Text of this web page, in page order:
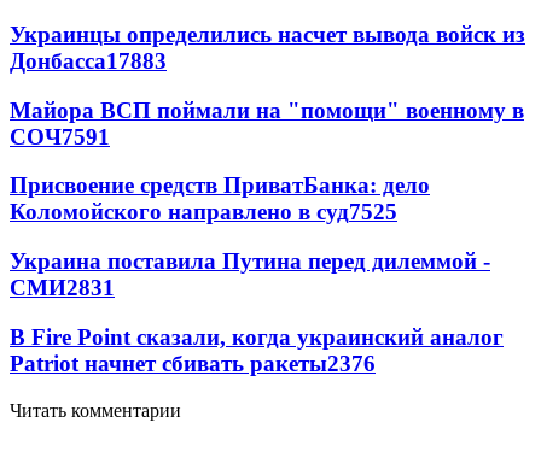
Украинцы определились насчет вывода войск из
Донбасса17883
Майора ВСП поймали на "помощи" военному в
СОЧ7591
Присвоение средств ПриватБанка: дело
Коломойского направлено в суд7525
Украина поставила Путина перед дилеммой -
СМИ2831
В Fire Point сказали, когда украинский аналог
Patriot начнет сбивать ракеты2376
Читать комментарии